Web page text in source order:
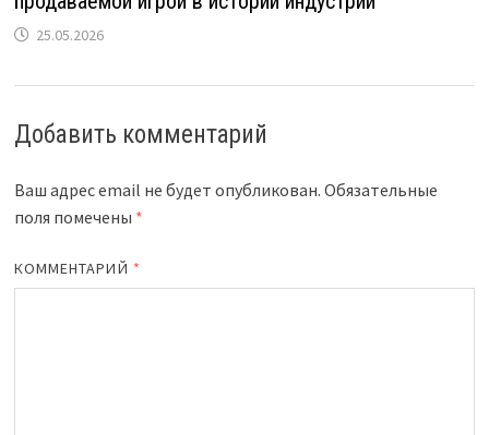
25.05.2026
Добавить комментарий
Ваш адрес email не будет опубликован. Обязательные
поля помечены *
КОММЕНТАРИЙ *